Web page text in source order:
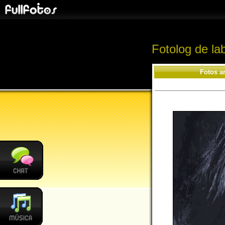
Fotolog de
Fotos